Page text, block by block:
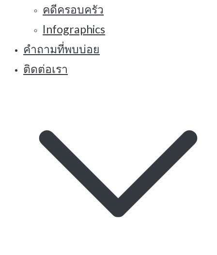
คดีครอบครัว
Infographics
คำถามที่พบบ่อย
ติดต่อเรา